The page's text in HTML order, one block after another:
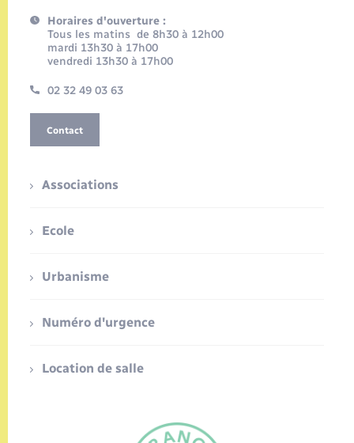
Horaires d'ouverture :
Tous les matins de 8h30 à 12h00
mardi 13h30 à 17h00
vendredi 13h30 à 17h00
02 32 49 03 63
Contact
Associations
Ecole
Urbanisme
Numéro d'urgence
Location de salle